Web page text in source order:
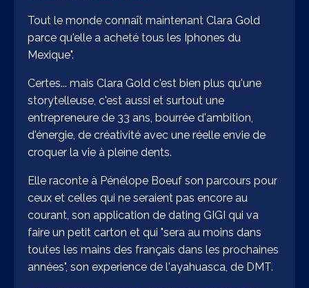
Tout le monde connaît maintenant Clara Gold
parce qu'elle a acheté tous les Iphones du
Mexique".
Certes... mais Clara Gold c'est bien plus qu'une
storytelleuse, c'est aussi et surtout une
entrepreneure de 33 ans, bourrée d'ambition,
d'énergie, de créativité avec une réelle envie de
croquer la vie à pleine dents.
Elle raconte à Pénélope Boeuf son parcours pour
ceux et celles qui ne seraient pas encore au
courant, son application de dating GIGI qui va
faire un petit carton et qui "sera au moins dans
toutes les mains des français dans les prochaines
années", son experience de l'ayahuasca, de DMT.